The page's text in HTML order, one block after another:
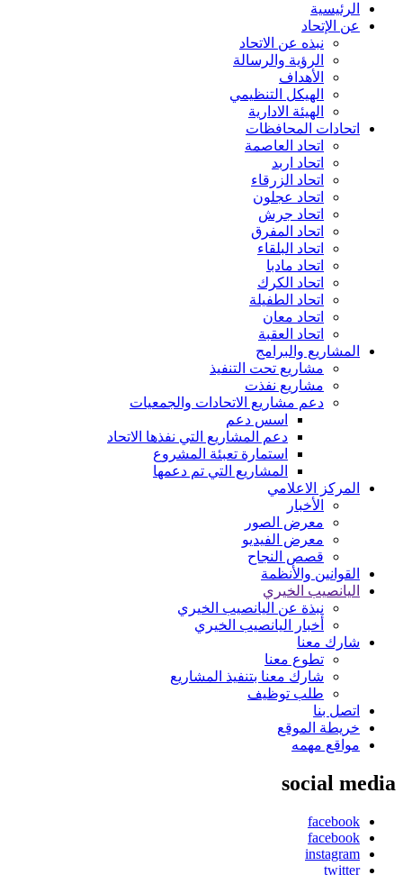
الرئيسية
عن الإتحاد
نبذه عن الاتحاد
الرؤية والرسالة
الأهداف
الهيكل التنظيمي
الهيئة الادارية
اتحادات المحافظات
اتحاد العاصمة
اتحاد اربد
اتحاد الزرقاء
اتحاد عجلون
اتحاد جرش
اتحاد المفرق
اتحاد البلقاء
اتحاد مادبا
اتحاد الكرك
اتحاد الطفيلة
اتحاد معان
اتحاد العقبة
المشاريع والبرامج
مشاريع تحت التنفيذ
مشاريع نفذت
دعم مشاريع الاتحادات والجمعيات
اسس دعم
دعم المشاريع التي نفذها الاتحاد
استمارة تعبئة المشروع
المشاريع التي تم دعمها
المركز الاعلامي
الأخبار
معرض الصور
معرض الفيديو
قصص النجاح
القوانين والأنظمة
اليانصيب الخيري
نبذة عن اليانصيب الخيري
أخبار اليانصيب الخيري
شارك معنا
تطوع معنا
شارك معنا بتنفيذ المشاريع
طلب توظيف
اتصل بنا
خريطة الموقع
مواقع مهمه
social media
facebook
facebook
instagram
twitter